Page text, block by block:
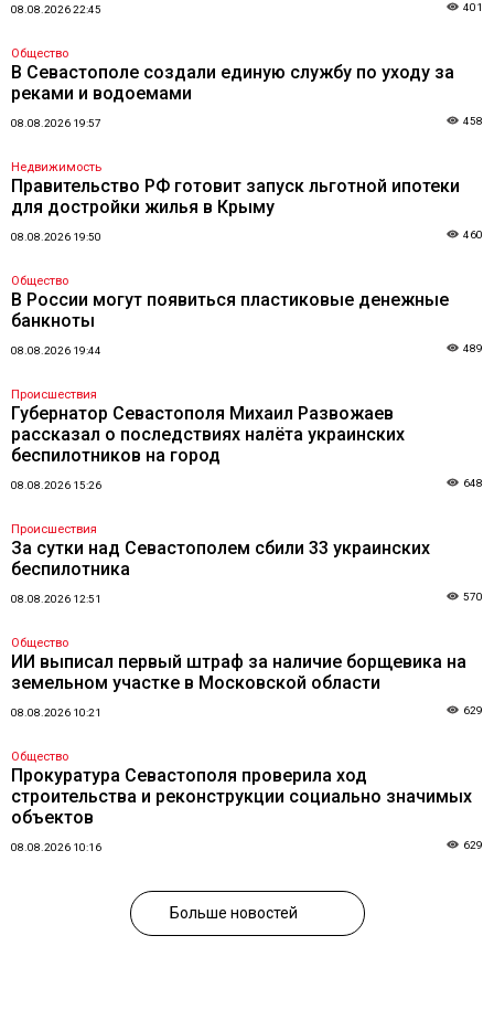
08.08.2026 22:45 401
Общество
В Севастополе создали единую службу по уходу за
реками и водоемами
08.08.2026 19:57 458
Недвижимость
Правительство РФ готовит запуск льготной ипотеки
для достройки жилья в Крыму
08.08.2026 19:50 460
Общество
В России могут появиться пластиковые денежные
банкноты
08.08.2026 19:44 489
Происшествия
Губернатор Севастополя Михаил Развожаев
рассказал о последствиях налёта украинских
беспилотников на город
08.08.2026 15:26 648
Происшествия
За сутки над Севастополем сбили 33 украинских
беспилотника
08.08.2026 12:51 570
Общество
ИИ выписал первый штраф за наличие борщевика на
земельном участке в Московской области
08.08.2026 10:21 629
Общество
Прокуратура Севастополя проверила ход
строительства и реконструкции социально значимых
объектов
08.08.2026 10:16 629
Больше новостей